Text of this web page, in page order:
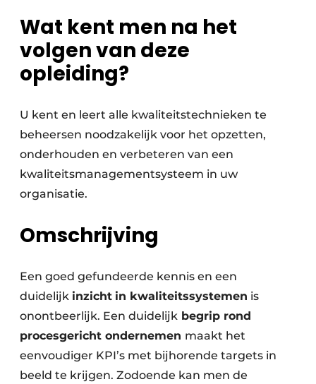
Wat kent men na het
volgen van deze
opleiding?
U kent en leert alle kwaliteitstechnieken te
beheersen noodzakelijk voor het opzetten,
onderhouden en verbeteren van een
kwaliteitsmanagementsysteem in uw
organisatie.
Omschrijving
Een goed gefundeerde kennis en een
duidelijk inzicht in kwaliteitssystemen is
onontbeerlijk. Een duidelijk begrip rond
procesgericht ondernemen maakt het
eenvoudiger KPI’s met bijhorende targets in
beeld te krijgen. Zodoende kan men de